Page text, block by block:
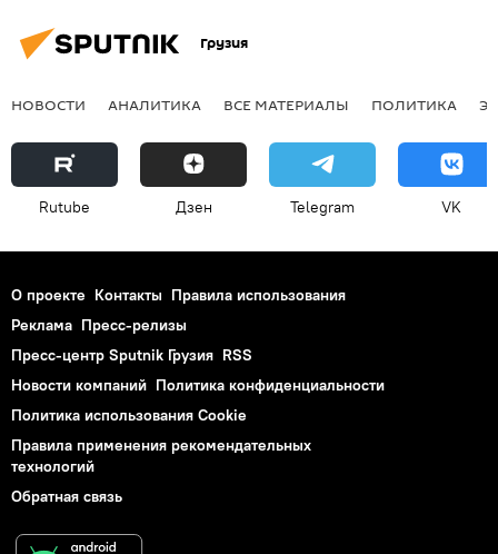
Грузия
НОВОСТИ АНАЛИТИКА ВСЕ МАТЕРИАЛЫ ПОЛИТИКА
Rutube Дзен Telegram VK
О проекте Контакты Правила использования
Реклама Пресс-релизы
Пресс-центр Sputnik Грузия RSS
Новости компаний Политика конфиденциальности
Политика использования Cookie
Правила применения рекомендательных
технологий
Обратная связь